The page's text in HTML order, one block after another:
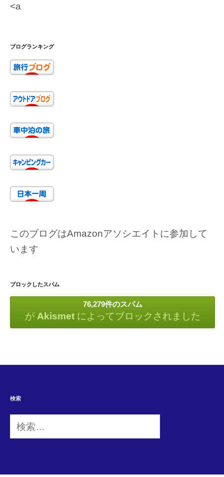
<a
ブログランキング
このブログはAmazonアソシエイトに参加して
います
ブロックしたスパム
76,279件のスパム
が Akismetによってブロックされました
検索
検
索: